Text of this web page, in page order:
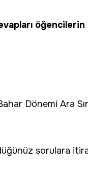
öğencilerin
Dönemi Ara
sorulara